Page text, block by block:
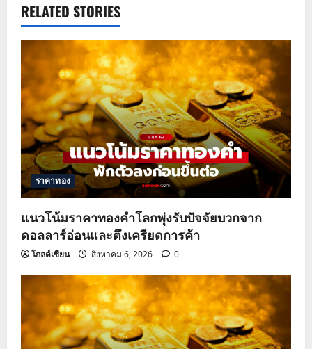
a
v
i
g
a
t
i
o
n
RELATED STORIES
ราคาทอง
แนวโน้มราคาทองคำโลกพุ่งรับปัจจัยบวกจาก
ดอลลาร์อ่อนและตึงเครียดการค้า
โกลด์เซียน สิงหาคม 6, 2026 0